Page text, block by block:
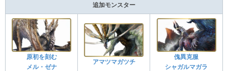
追加モンスター
原初を刻む
メル・ゼナ
アマツマガツチ
傀異克服
シャガルマガラ